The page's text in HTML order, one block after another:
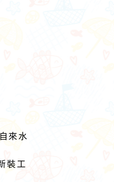
來水
裝工